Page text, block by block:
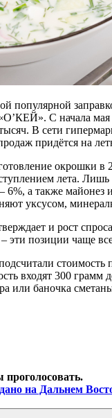
популярной
С начала
В сети
придётся на
окрошки
лета.
а также майонез
уксусом,
и рост
позиции чаще
стоимость
входят 300
или баночка
проголосовать.
на Дальнем